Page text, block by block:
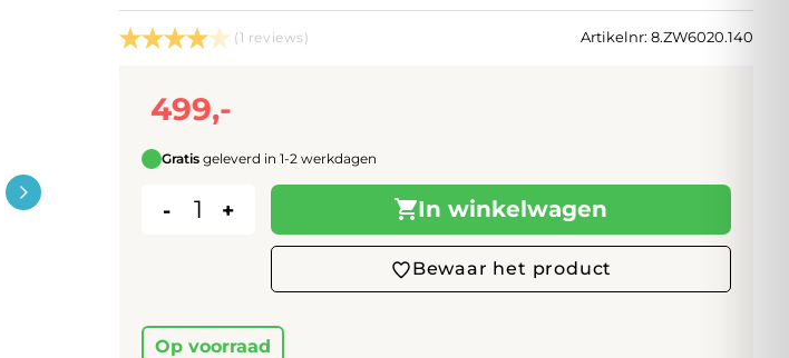
(1 reviews) Artikelnr: 8.ZW6020.140
499,-
Gratis geleverd in 1-2 werkdagen
- + In winkelwagen
Bewaar het product
Op voorraad